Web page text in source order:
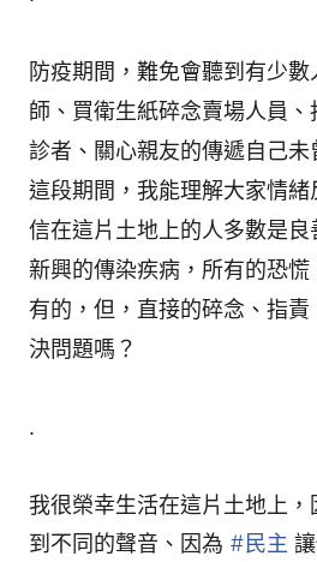
防疫期間，難免會聽到有少
師、買衛生紙碎念賣場人員
診者、關心親友的傳遞自己未
這段期間，我能理解大家情緒
信在這片土地上的人多數是良
新興的傳染疾病，所有的恐
有的，但，直接的碎念、指
決問題嗎？
.
我很榮幸生活在這片土地上，
到不同的聲音、因為 #民主